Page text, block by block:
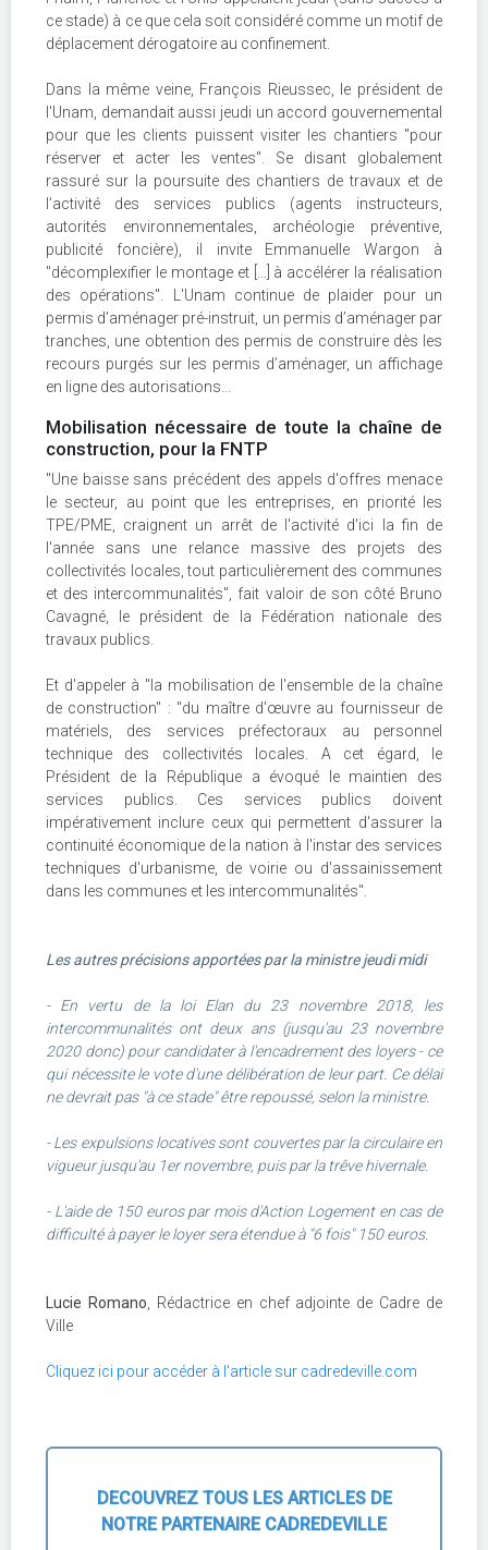
ce stade) à ce que cela soit considéré comme un motif de
déplacement dérogatoire au confinement.
Dans la même veine, François Rieussec, le président de
l'Unam, demandait aussi jeudi un accord gouvernemental
pour que les clients puissent visiter les chantiers "pour
réserver et acter les ventes". Se disant globalement
rassuré sur la poursuite des chantiers de travaux et de
l’activité des services publics (agents instructeurs,
autorités environnementales, archéologie préventive,
publicité foncière), il invite Emmanuelle Wargon à
"décomplexifier le montage et [...] à accélérer la réalisation
des opérations". L'Unam continue de plaider pour un
permis d’aménager pré-instruit, un permis d’aménager par
tranches, une obtention des permis de construire dès les
recours purgés sur les permis d’aménager, un affichage
en ligne des autorisations...
Mobilisation nécessaire de toute la chaîne de
construction, pour la FNTP
"Une baisse sans précédent des appels d'offres menace
le secteur, au point que les entreprises, en priorité les
TPE/PME, craignent un arrêt de l'activité d'ici la fin de
l'année sans une relance massive des projets des
collectivités locales, tout particulièrement des communes
et des intercommunalités", fait valoir de son côté Bruno
Cavagné, le président de la Fédération nationale des
travaux publics.
Et d'appeler à "la mobilisation de l'ensemble de la chaîne
de construction" : "du maître d'œuvre au fournisseur de
matériels, des services préfectoraux au personnel
technique des collectivités locales. A cet égard, le
Président de la République a évoqué le maintien des
services publics. Ces services publics doivent
impérativement inclure ceux qui permettent d'assurer la
continuité économique de la nation à l'instar des services
techniques d'urbanisme, de voirie ou d'assainissement
dans les communes et les intercommunalités".
Les autres précisions apportées par la ministre jeudi midi
- En vertu de la loi Elan du 23 novembre 2018, les
intercommunalités ont deux ans (jusqu'au 23 novembre
2020 donc) pour candidater à l'encadrement des loyers - ce
qui nécessite le vote d'une délibération de leur part. Ce délai
ne devrait pas "à ce stade" être repoussé, selon la ministre.
- Les expulsions locatives sont couvertes par la circulaire en
vigueur jusqu'au 1er novembre, puis par la trêve hivernale.
- L'aide de 150 euros par mois d'Action Logement en cas de
difficulté à payer le loyer sera étendue à "6 fois" 150 euros.
Lucie Romano , Rédactrice en chef adjointe de Cadre de
Ville
Cliquez ici pour accéder à l'article sur cadredeville.com
DECOUVREZ TOUS LES ARTICLES DE
NOTRE PARTENAIRE CADREDEVILLE